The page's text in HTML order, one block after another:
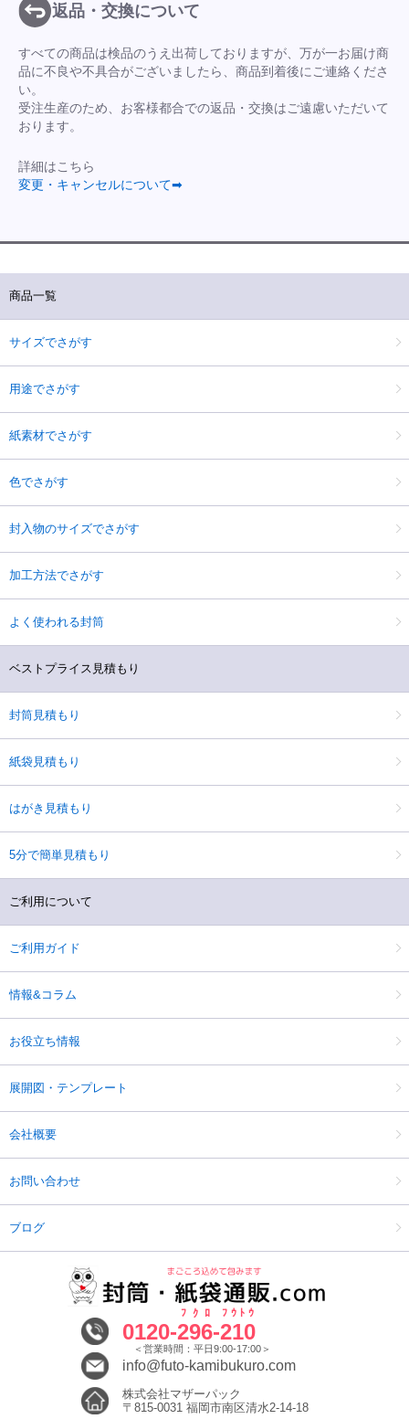
返品・交換について
すべての商品は検品のうえ出荷しておりますが、万が一お届け商
品に不良や不具合がございましたら、商品到着後にご連絡くださ
い。
受注生産のため、お客様都合での返品・交換はご遠慮いただいて
おります。
詳細はこちら
変更・キャンセルについて➡
商品一覧
サイズでさがす
用途でさがす
紙素材でさがす
色でさがす
封入物のサイズでさがす
加工方法でさがす
よく使われる封筒
ベストプライス見積もり
封筒見積もり
紙袋見積もり
はがき見積もり
5分で簡単見積もり
ご利用について
ご利用ガイド
情報&コラム
お役立ち情報
展開図・テンプレート
会社概要
お問い合わせ
ブログ
0120-296
ﾌｸﾛ
-210
ﾌｳﾄｳ
＜営業時間：平日9:00-17:00＞
info@futo-kamibukuro.com
株式会社マザーパック
〒815-0031 福岡市南区清水2-14-18